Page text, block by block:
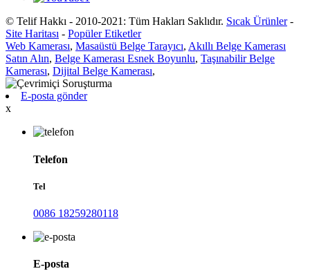
© Telif Hakkı - 2010-2021: Tüm Hakları Saklıdır. Sıcak Ürünler-
Site Haritası - Popüler Etiketler
Web Kamerası, Masaüstü Belge Tarayıcı, Akıllı Belge Kamerası
Satın Alın, Belge Kamerası Esnek Boyunlu, Taşınabilir Belge
Kamerası, Dijital Belge Kamerası,
E-posta gönder
x
Telefon
Tel
0086 18259280118
E-posta